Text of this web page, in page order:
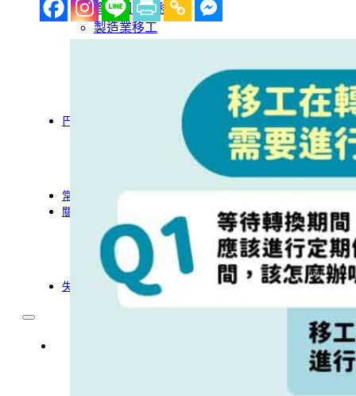
資源回收業移工
製造業移工
餐飲旅宿-實習生專區
巴氏量表
「3分鐘」巴氏量表評估
常見問題
關於我們
服務據點
案例分享
歷年評鑑成績
失聯協尋